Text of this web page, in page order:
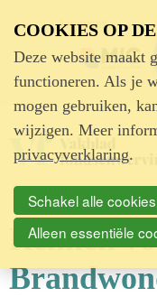
Advertentie
Rennen
COOKIES OP
Deze website maakt
functioneren. Als je
mogen gebruiken,
wijzigen. Meer
privacyverklaring.
Schakel alle
Alleen essentiële